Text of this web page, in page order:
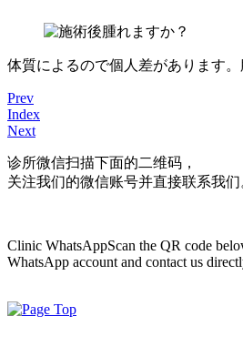
体質によるので個人差があります
Prev
Index
Next
诊所微信扫描下面的二维码，
关注我们的微信账号并直接联系我们
Clinic WhatsAppScan the QR code
WhatsApp account and contact us